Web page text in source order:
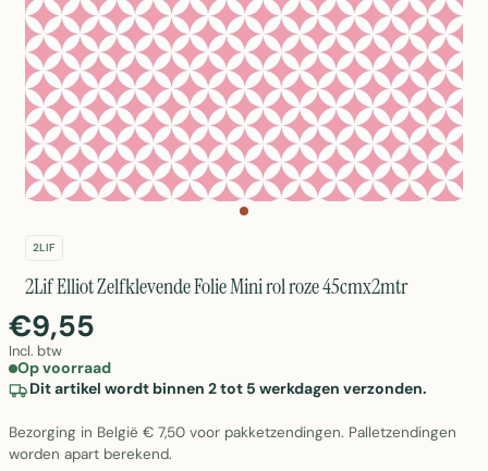
2LIF
2Lif Elliot Zelfklevende Folie Mini rol roze 45cmx2mtr
€9,55
Incl. btw
Op voorraad
Dit artikel wordt binnen 2 tot 5 werkdagen verzonden.
Bezorging in België € 7,50 voor pakketzendingen. Palletzendingen
worden apart berekend.